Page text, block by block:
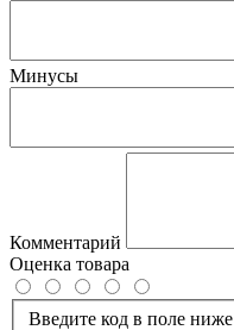
Минусы
Комментарий
Оценка товара
Введите код в поле ниже